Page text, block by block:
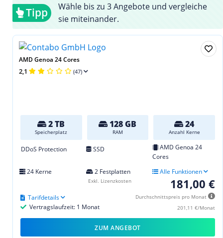
Tipp
Wähle bis zu 3 Angebote und vergleiche
sie miteinander.
AMD Genoa 24 Cores
2,1 (47)
2 TB
Speicherplatz
128 GB
RAM
24
Anzahl Kerne
DDoS Protection SSD
AMD Genoa 24
Cores
24 Kerne
2 Festplatten Alle Funktionen
181,00 €
Durchschnittspreis pro Monat
201,11 €/Monat
Vertragslaufzeit: 1 Monat
Tarifdetails
Exkl. Lizenzkosten
ZUM ANGEBOT